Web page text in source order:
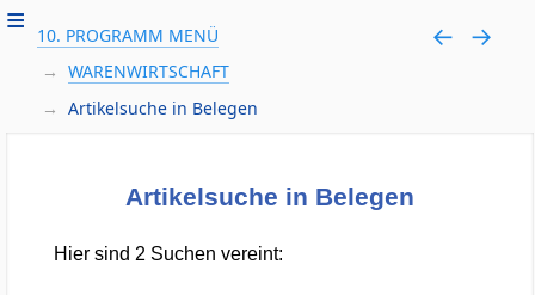
10. PROGRAMM MENÜ
WARENWIRTSCHAFT
Artikelsuche in Belegen
Artikelsuche in Belegen
Hier sind 2 Suchen vereint: